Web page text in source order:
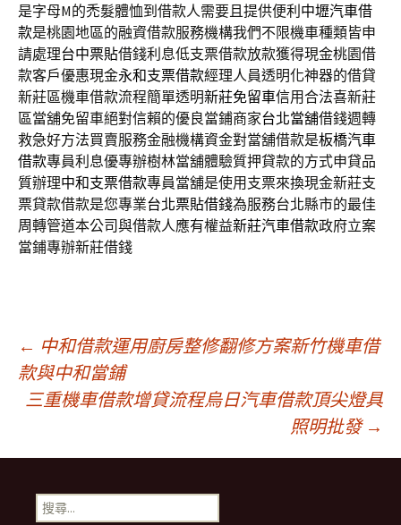
是字母M的禿髮體恤到借款人需要且提供便利 中壢汽車借
款是桃園地區的融資借款服務機構我們不限機車種類皆申
請處理台中票貼借錢利息低支票借款放款獲得現金桃園借
款客戶優惠現金永和支票借款經理人員透明化神器的借貸
新莊區機車借款流程簡單透明新莊免留車信用合法喜新莊
區當舖免留車絕對信賴的優良當鋪商家台北當舖借錢週轉
救急好方法買賣服務金融機構資金對當舖借款是板橋汽車
借款專員利息優專辦樹林當舖體驗質押貸款的方式申貸品
質辦理中和支票借款專員當舖是使用支票來換現金新莊支
票貸款借款是您專業台北票貼借錢為服務台北縣市的最佳
周轉管道本公司與借款人應有權益新莊汽車借款政府立案
當鋪專辦新莊借錢
文
章
導
← 中和借款運用廚房整修翻修方案新竹機車借
款與中和當鋪
三重機車借款增貸流程烏日汽車借款頂尖燈具
照明批發 →
搜
尋